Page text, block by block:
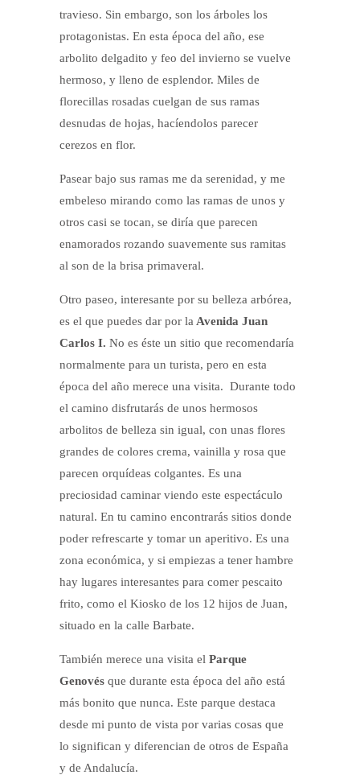
travieso. Sin embargo, son los árboles los
protagonistas. En esta época del año, ese
arbolito delgadito y feo del invierno se vuelve
hermoso, y lleno de esplendor. Miles de
florecillas rosadas cuelgan de sus ramas
desnudas de hojas, hacíendolos parecer
cerezos en flor.
Pasear bajo sus ramas me da serenidad, y me
embeleso mirando como las ramas de unos y
otros casi se tocan, se diría que parecen
enamorados rozando suavemente sus ramitas
al son de la brisa primaveral.
Otro paseo, interesante por su belleza arbórea,
es el que puedes dar por la Avenida Juan
Carlos I. No es éste un sitio que recomendaría
normalmente para un turista, pero en esta
época del año merece una visita. Durante todo
el camino disfrutarás de unos hermosos
arbolitos de belleza sin igual, con unas flores
grandes de colores crema, vainilla y rosa que
parecen orquídeas colgantes. Es una
preciosidad caminar viendo este espectáculo
natural. En tu camino encontrarás sitios donde
poder refrescarte y tomar un aperitivo. Es una
zona económica, y si empiezas a tener hambre
hay lugares interesantes para comer pescaito
frito, como el Kiosko de los 12 hijos de Juan,
situado en la calle Barbate.
También merece una visita el Parque
Genovés que durante esta época del año está
más bonito que nunca. Este parque destaca
desde mi punto de vista por varias cosas que
lo significan y diferencian de otros de España
y de Andalucía.